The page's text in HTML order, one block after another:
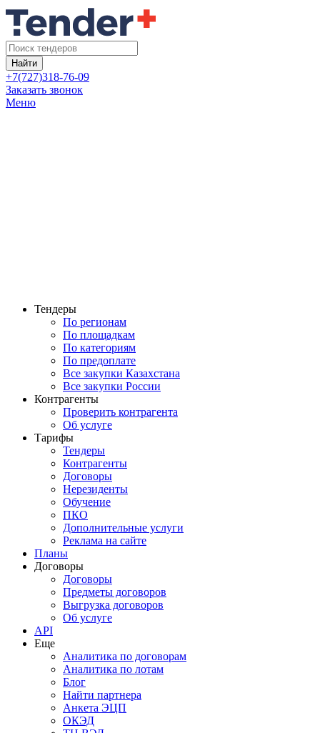
Найти
+7(727)318-76-09
Заказать звонок
Меню
Тендеры
По регионам
По площадкам
По категориям
По предоплате
Все закупки Казахстана
Все закупки России
Контрагенты
Проверить контрагента
Об услуге
Тарифы
Тендеры
Контрагенты
Договоры
Нерезиденты
Обучение
ПКО
Дополнительные услуги
Реклама на сайте
Планы
Договоры
Договоры
Предметы договоров
Выгрузка договоров
Об услуге
API
Еще
Аналитика по договорам
Аналитика по лотам
Блог
Найти партнера
Анкета ЭЦП
ОКЭД